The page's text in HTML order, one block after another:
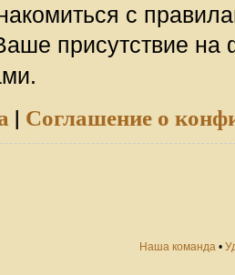
с
присутствие на
| Соглашение о
Наша команда •